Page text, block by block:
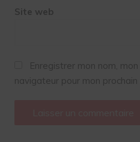
Site web
Enregistrer mon nom,
navigateur pour mon